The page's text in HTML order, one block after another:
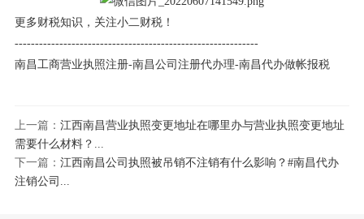
更多财税知识，关注小二财税！
------------------------------------------------------------
南昌工商营业执照注册-南昌公司注册代办理-南昌代办做帐报税
上一篇： 江西南昌营业执照变更地址在哪里办与营业执照变更地址
需要什么材料？...
下一篇： 江西南昌公司执照被吊销不注销有什么影响？#南昌代办
注销公司...